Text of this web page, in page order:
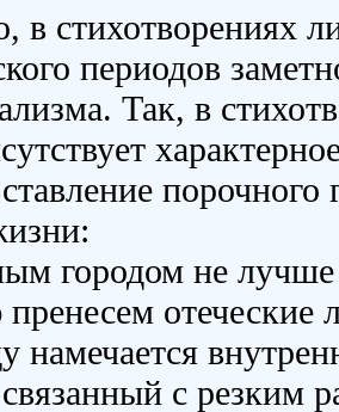
в стихотворениях
периодов
Так, в
порочного
городом не
отеческие
намечается
с резким